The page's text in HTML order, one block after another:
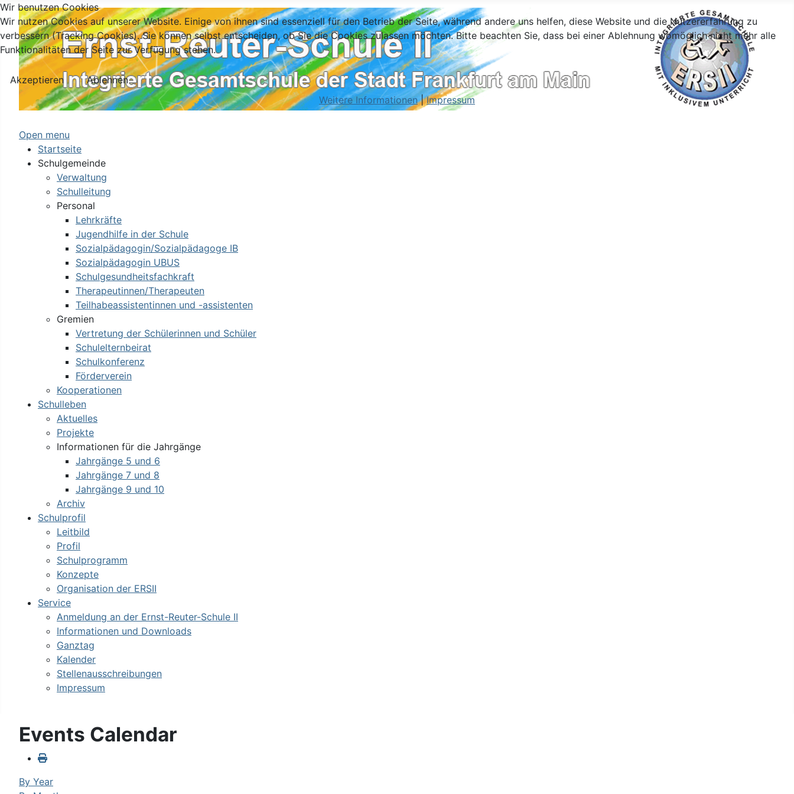
Open menu
Startseite
Schulgemeinde
Verwaltung
Schulleitung
Personal
Lehrkräfte
Jugendhilfe in der Schule
Sozialpädagogin/Sozialpädagoge IB
Sozialpädagogin UBUS
Schulgesundheitsfachkraft
Therapeutinnen/Therapeuten
Teilhabeassistentinnen und -assistenten
Gremien
Vertretung der Schülerinnen und Schüler
Schulelternbeirat
Schulkonferenz
Förderverein
Kooperationen
Schulleben
Aktuelles
Projekte
Informationen für die Jahrgänge
Jahrgänge 5 und 6
Jahrgänge 7 und 8
Jahrgänge 9 und 10
Archiv
Schulprofil
Leitbild
Profil
Schulprogramm
Konzepte
Organisation der ERSII
Service
Anmeldung an der Ernst-Reuter-Schule II
Informationen und Downloads
Ganztag
Kalender
Stellenausschreibungen
Impressum
Events Calendar
By Year
Wir benutzen Cookies
Wir nutzen Cookies auf unserer Website. Einige von ihnen sind essenziell für den Betrieb der Seite, während andere uns helfen, diese Website und die Nutzererfahrung zu
verbessern (Tracking Cookies). Sie können selbst entscheiden, ob Sie die Cookies zulassen möchten. Bitte beachten Sie, dass bei einer Ablehnung womöglich nicht mehr alle
Funktionalitäten der Seite zur Verfügung stehen.
Akzeptieren
Ablehnen
Weitere Informationen|Impressum